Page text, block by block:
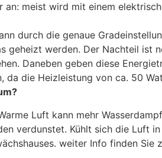
an: meist wird mit einem
durch die genaue
geheizt werden. Der Nachteil ist
Daneben geben diese
da die Heizleistung von ca. 50
Luft kann mehr
verdunstet. Kühlt sich die Luft
weiter Info finden Sie